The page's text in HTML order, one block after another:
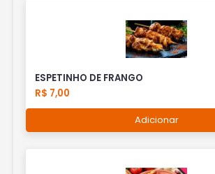
ESPETINHO DE FRANGO
R$ 7,00
Adicionar